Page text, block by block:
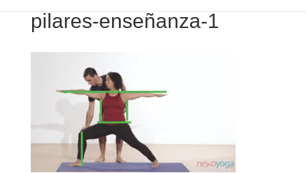
pilares-enseñanza-1